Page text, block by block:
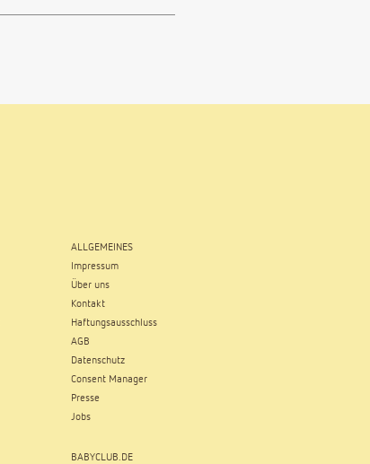
ALLGEMEINES
Impressum
Über uns
Kontakt
Haftungsausschluss
AGB
Datenschutz
Consent Manager
Presse
Jobs
BABYCLUB.DE